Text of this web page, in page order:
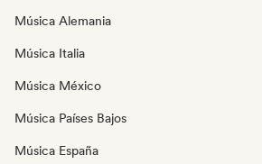
Música Alemania
Música Italia
Música México
Música Países Bajos
Música España